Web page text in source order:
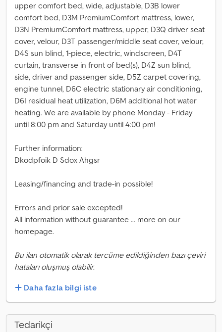
upper comfort bed, wide, adjustable, D3B lower
comfort bed, D3M PremiumComfort mattress, lower,
D3N PremiumComfort mattress, upper, D3Q driver seat
cover, velour, D3T passenger/middle seat cover, velour,
D4S sun blind, 1-piece, electric, windscreen, D4T
curtain, transverse in front of bed(s), D4Z sun blind,
side, driver and passenger side, D5Z carpet covering,
engine tunnel, D6C electric stationary air conditioning,
D6I residual heat utilization, D6M additional hot water
heating. We are available by phone Monday - Friday
until 8:00 pm and Saturday until 4:00 pm!
Further information:
Dkodpfoik D Sdox Ahgsr
Leasing/financing and trade-in possible!
Errors and prior sale excepted!
All information without guarantee ... more on our
homepage.
Bu ilan otomatik olarak tercüme edildiğinden bazı çeviri
hataları oluşmuş olabilir.
Daha fazla bilgi iste
Tedarikçi